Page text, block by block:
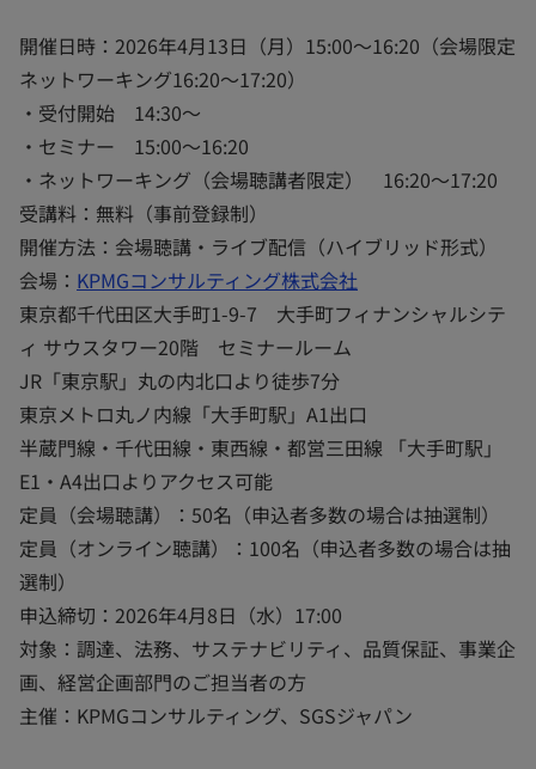
開催日時：2026年4月13日（月）15:00～16:20（会場限定
ネットワーキング16:20～17:20）
・受付開始 14:30～
・セミナー 15:00～16:20
・ネットワーキング（会場聴講者限定） 16:20～17:20
受講料：無料（事前登録制）
開催方法：会場聴講・ライブ配信（ハイブリッド形式）
会場： KPMGコンサルティング株式会社
東京都千代田区大手町1-9-7 大手町フィナンシャルシテ
ィ サウスタワー20階 セミナールーム
JR「東京駅」丸の内北口より徒歩7分
東京メトロ丸ノ内線「大手町駅」A1出口
半蔵門線・千代田線・東西線・都営三田線 「大手町駅」
E1・A4出口よりアクセス可能
定員（会場聴講）：50名（申込者多数の場合は抽選制）
定員（オンライン聴講）：100名（申込者多数の場合は抽
選制）
申込締切：2026年4月8日（水）17:00
対象：調達、法務、サステナビリティ、品質保証、事業企
画、経営企画部門のご担当者の方
主催：KPMGコンサルティング、SGSジャパン